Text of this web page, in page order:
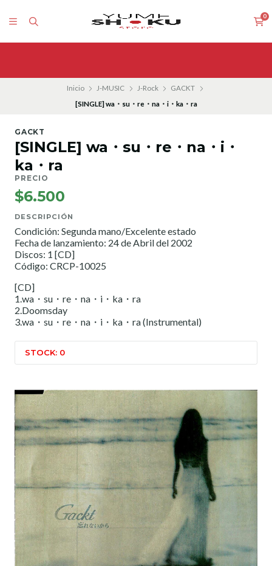
0
Inicio J-MUSIC J-Rock
GACKT
[SINGLE] wa・su・re・na・i・ka・ra
GACKT
[SINGLE] wa・su・re・na・i・
ka・ra
PRECIO
$6.500
DESCRIPCIÓN
Condición: Segunda mano/Excelente estado
Fecha de lanzamiento: 24 de Abril del 2002
Discos: 1 [CD]
Código: CRCP-10025
[CD]
1.wa・su・re・na・i・ka・ra
2.Doomsday
3.wa・su・re・na・i・ka・ra (Instrumental)
STOCK: 0